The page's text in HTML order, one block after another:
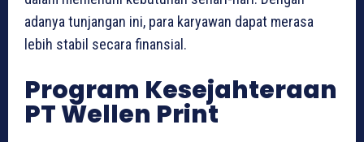
adanya tunjangan ini, para karyawan dapat merasa
lebih stabil secara finansial.
Program Kesejahteraan
PT Wellen Print